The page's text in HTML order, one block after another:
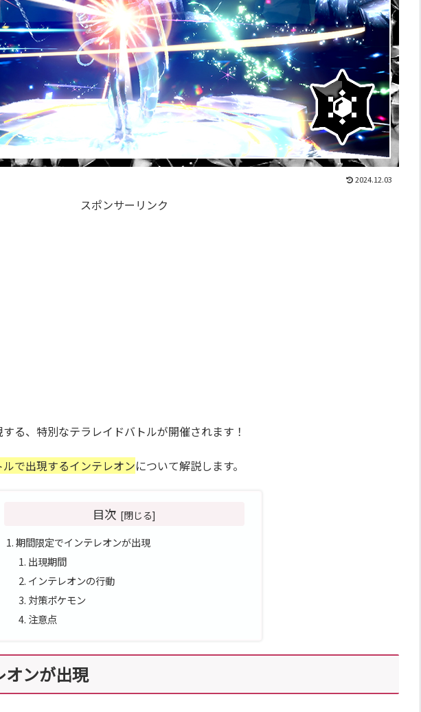
2024.12.03
スポンサーリンク
る、特別なテラレイドバトルが開催されます！
で出現するインテレオンについて解説します。
目次
期間限定でインテレオンが出現
出現期間
インテレオンの行動
対策ポケモン
注意点
オンが出現